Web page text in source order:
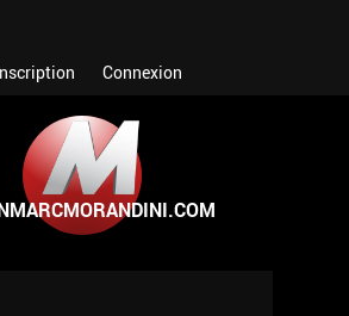
Connexion